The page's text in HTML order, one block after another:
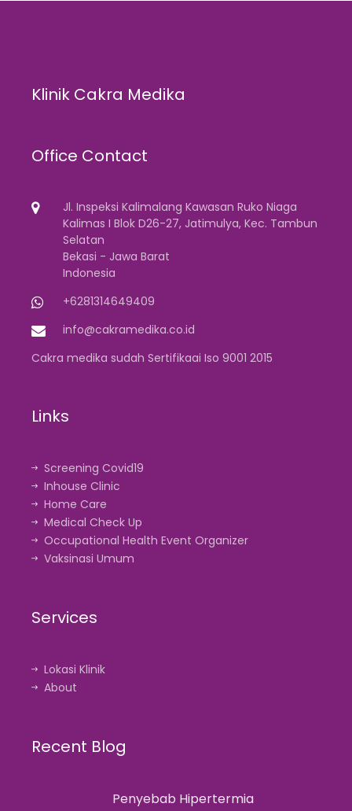
Klinik Cakra Medika
Office Contact
Jl. Inspeksi Kalimalang Kawasan Ruko Niaga
Kalimas I Blok D26-27, Jatimulya, Kec. Tambun
Selatan
Bekasi - Jawa Barat
Indonesia
+6281314649409
info@cakramedika.co.id
Cakra medika sudah Sertifikaai Iso 9001 2015
Links
Screening Covid19
Inhouse Clinic
Home Care
Medical Check Up
Occupational Health Event Organizer
Vaksinasi Umum
Services
Lokasi Klinik
About
Recent Blog
Penyebab Hipertermia